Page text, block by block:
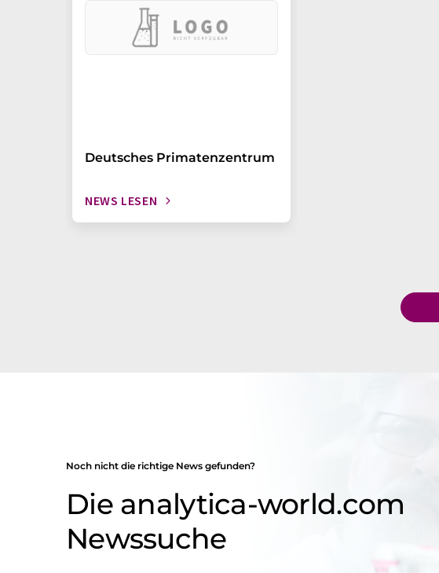
Deutsches Primatenzentrum
NEWS LESEN
Noch nicht die richtige News gefunden?
Die analytica-world.com
Newssuche